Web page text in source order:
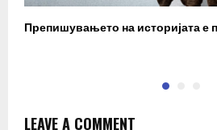
Препишувањето на историјата е
LEAVE A COMMENT